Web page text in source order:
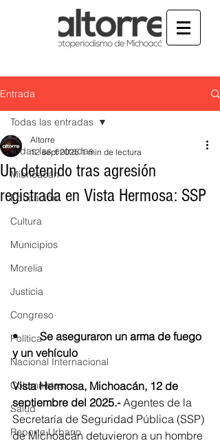
Entrada
Todas las entradas
Michoacán
Educación
Cultura
Municipios
Morelia
Justicia
Congreso
Política
Nacional Internacional
Columnistas
Salud
Reporte Urbano
Todas las entradas
Un detenido tras agresión
registrada en Vista Hermosa: SSP
Altorre
12 sept 2025 1 min de lectura
•	Se aseguraron un arma de fuego
y un vehículo
Vista Hermosa, Michoacán, 12 de
septiembre del 2025.- Agentes de la
Secretaría de Seguridad Pública (SSP)
de Michoacán detuvieron a un hombre